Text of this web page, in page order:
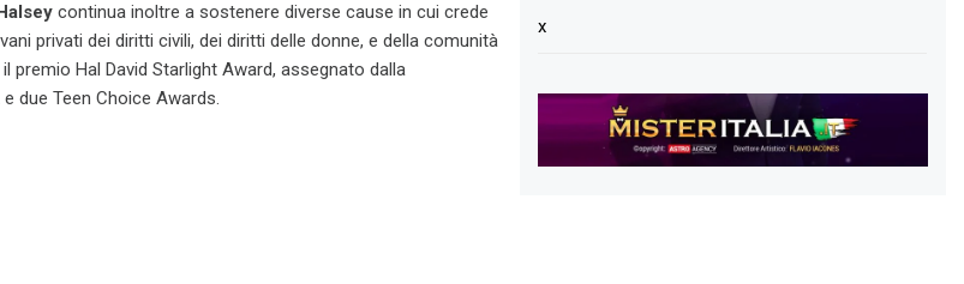
continua inoltre a sostenere diverse cause in cui crede
privati dei diritti civili, dei diritti delle donne, e della comunità
premio Hal David Starlight Award, assegnato dalla
due Teen Choice Awards.
x